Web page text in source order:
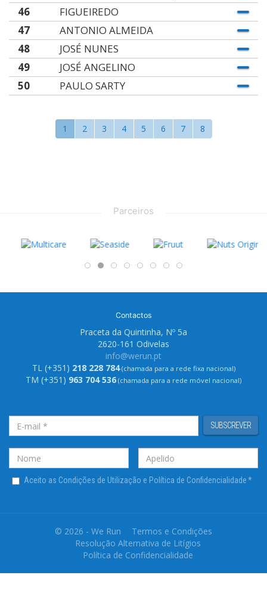
46
FIGUEIREDO
47
ANTONIO ALMEIDA
48
JOSÉ NUNES
49
JOSÉ ANGELINO
50
PAULO SARTY
1 2 3 4 5 6 7 8
Parceiros
Contactos
Praceta da Quintinha, Nº 5a
2620-161 Odivelas
info@werun.pt
TL (+351) 218 228 784(chamada para a rede fixa nacional)
TM (+351) 963 704 536 (chamada para a rede móvel nacional)
SUBSCREVER
Aceito as Condições de Utilização e Política de Confidencialidade*
© 2026 - We Run
Termos e Condições
Resolução Alternativa de Litígios
Política de Confidencialidade